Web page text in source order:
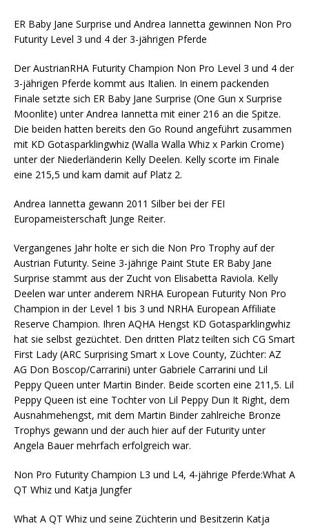
ER Baby Jane Surprise und Andrea Iannetta gewinnen Non Pro
Futurity Level 3 und 4 der 3-jährigen Pferde
Der AustrianRHA Futurity Champion Non Pro Level 3 und 4 der
3-jährigen Pferde kommt aus Italien. In einem packenden
Finale setzte sich ER Baby Jane Surprise (One Gun x Surprise
Moonlite) unter Andrea Iannetta mit einer 216 an die Spitze.
Die beiden hatten bereits den Go Round angeführt zusammen
mit KD Gotasparklingwhiz (Walla Walla Whiz x Parkin Crome)
unter der Niederländerin Kelly Deelen. Kelly scorte im Finale
eine 215,5 und kam damit auf Platz 2.
Andrea Iannetta gewann 2011 Silber bei der FEI
Europameisterschaft Junge Reiter.
Vergangenes Jahr holte er sich die Non Pro Trophy auf der
Austrian Futurity. Seine 3-jährige Paint Stute ER Baby Jane
Surprise stammt aus der Zucht von Elisabetta Raviola. Kelly
Deelen war unter anderem NRHA European Futurity Non Pro
Champion in der Level 1 bis 3 und NRHA European Affiliate
Reserve Champion. Ihren AQHA Hengst KD Gotasparklingwhiz
hat sie selbst gezüchtet. Den dritten Platz teilten sich CG Smart
First Lady (ARC Surprising Smart x Love County, Züchter: AZ
AG Don Boscop/Carrarini) unter Gabriele Carrarini und Lil
Peppy Queen unter Martin Binder. Beide scorten eine 211,5. Lil
Peppy Queen ist eine Tochter von Lil Peppy Dun It Right, dem
Ausnahmehengst, mit dem Martin Binder zahlreiche Bronze
Trophys gewann und der auch hier auf der Futurity unter
Angela Bauer mehrfach erfolgreich war.
Non Pro Futurity Champion L3 und L4, 4-jährige Pferde:What A
QT Whiz und Katja Jungfer
What A QT Whiz und seine Züchterin und Besitzerin Katja